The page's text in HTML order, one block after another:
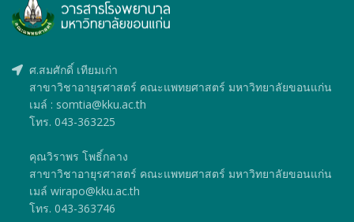
ศ.สมศักดิ์ เทียมเก่า
สาขาวิชาอายุรศาสตร์ คณะแพทยศาสตร์ มหาวิทยาลัยขอนแก่น
เมล์ : somtia@kku.ac.th
โทร. 043-363225
คุณวิราพร โพธิ์กลาง
สาขาวิชาอายุรศาสตร์ คณะแพทยศาสตร์ มหาวิทยาลัยขอนแก่น
เมล์ wirapo@kku.ac.th
โทร. 043-363746